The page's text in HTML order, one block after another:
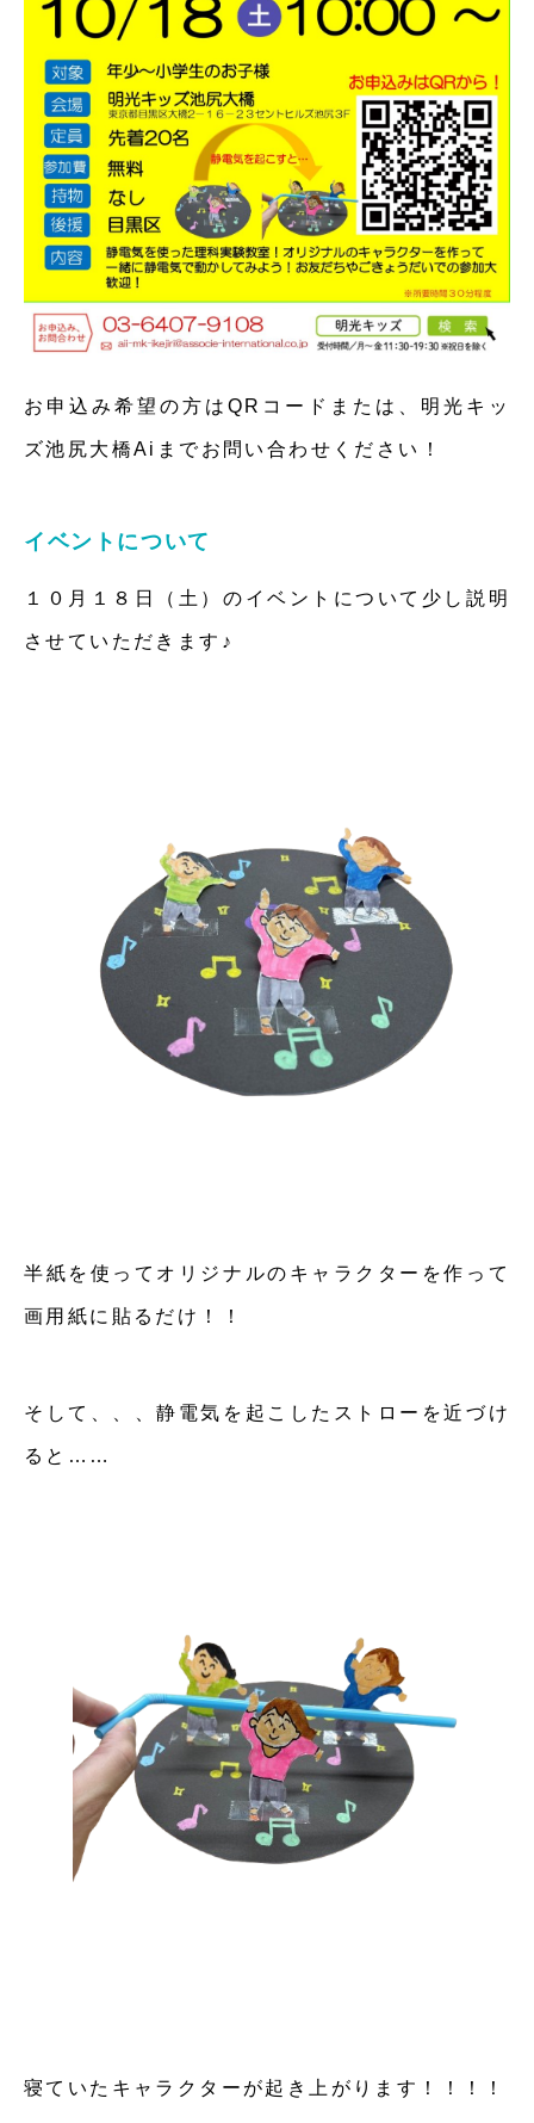
お申込み希望の方はQRコードまたは、明光キッ
ズ池尻大橋Aiまでお問い合わせください！
イベントについて
１０月１８日（土）のイベントについて少し説明
させていただきます♪
半紙を使ってオリジナルのキャラクターを作って
画用紙に貼るだけ！！
そして、、、静電気を起こしたストローを近づけ
ると……
寝ていたキャラクターが起き上がります！！！！